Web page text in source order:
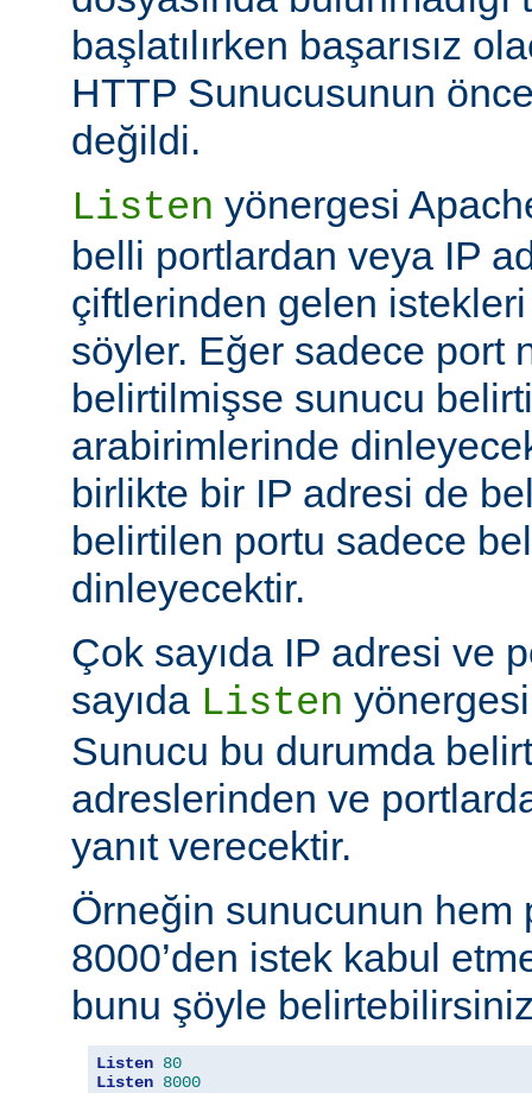
başlatılırken başarısız
HTTP Sunucusunun
değildi.
Listen yönergesi
belli portlardan veya IP
çiftlerinden gelen
söyler. Eğer sadece port
belirtilmişse sunucu
arabirimlerinde
birlikte bir IP adresi de
belirtilen portu sadece
dinleyecektir.
Çok sayıda IP adresi ve
sayıda Listen
Sunucu bu durumda
adreslerinden ve
yanıt verecektir.
Örneğin sunucunun hem
8000’den istek kabul
bunu şöyle
Listen 80
Listen 8000